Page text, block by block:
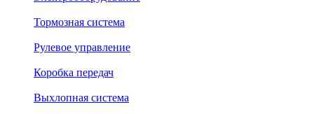
Тормозная система
Рулевое управление
Коробка передач
Выхлопная система